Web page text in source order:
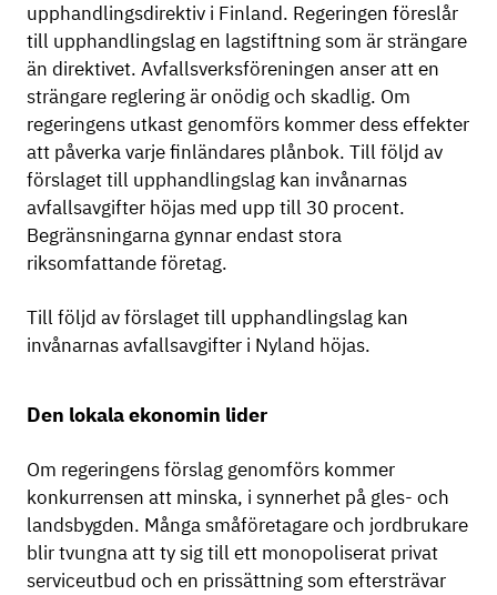
upphandlingsdirektiv i Finland. Regeringen föreslår
till upphandlingslag en lagstiftning som är strängare
än direktivet. Avfallsverksföreningen anser att en
strängare reglering är onödig och skadlig. Om
regeringens utkast genomförs kommer dess effekter
att påverka varje finländares plånbok. Till följd av
förslaget till upphandlingslag kan invånarnas
avfallsavgifter höjas med upp till 30 procent.
Begränsningarna gynnar endast stora
riksomfattande företag.
Till följd av förslaget till upphandlingslag kan
invånarnas avfallsavgifter i Nyland höjas.
Den lokala ekonomin lider
Om regeringens förslag genomförs kommer
konkurrensen att minska, i synnerhet på gles- och
landsbygden. Många småföretagare och jordbrukare
blir tvungna att ty sig till ett monopoliserat privat
serviceutbud och en prissättning som eftersträvar